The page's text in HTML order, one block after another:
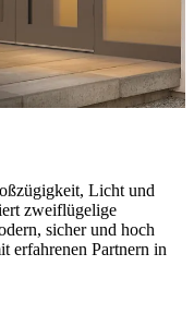
Licht und
zweiflügelige
sicher und hoch
erfahrenen Partnern in